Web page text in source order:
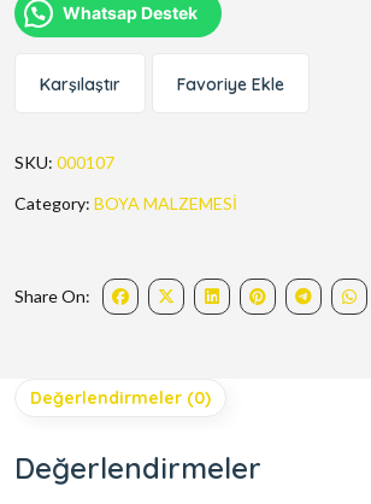
Whatsap Destek
Karşılaştır Favoriye Ekle
SKU: 000107
Category: BOYA MALZEMESİ
Share On:
Değerlendirmeler (0)
Değerlendirmeler